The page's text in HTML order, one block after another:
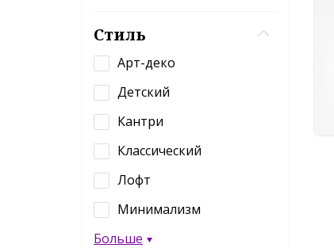
Стиль
Арт-деко
Детский
Кантри
Классический
Лофт
Минимализм
Больше